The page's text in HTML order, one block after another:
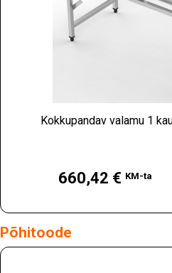
Kokkupandav valamu 1
660,42 € KM-ta
Põhitoode